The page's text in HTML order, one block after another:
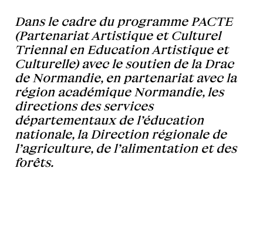
Dans le cadre du programme PACTE
(Partenariat Artistique et Culturel
Triennal en Education Artistique et
Culturelle) avec le soutien de la Drac
de Normandie, en partenariat avec la
région académique Normandie, les
directions des services
départementaux de l’éducation
nationale, la Direction régionale de
l’agriculture, de l’alimentation et des
forêts.